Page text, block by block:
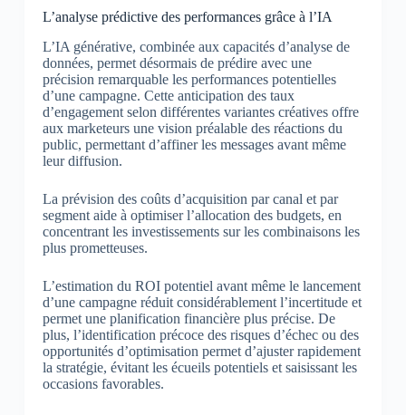
L’analyse prédictive des performances grâce à l’IA
L’IA générative, combinée aux capacités d’analyse de
données, permet désormais de prédire avec une
précision remarquable les performances potentielles
d’une campagne. Cette anticipation des taux
d’engagement selon différentes variantes créatives offre
aux marketeurs une vision préalable des réactions du
public, permettant d’affiner les messages avant même
leur diffusion.
La prévision des coûts d’acquisition par canal et par
segment aide à optimiser l’allocation des budgets, en
concentrant les investissements sur les combinaisons les
plus prometteuses.
L’estimation du ROI potentiel avant même le lancement
d’une campagne réduit considérablement l’incertitude et
permet une planification financière plus précise. De
plus, l’identification précoce des risques d’échec ou des
opportunités d’optimisation permet d’ajuster rapidement
la stratégie, évitant les écueils potentiels et saisissant les
occasions favorables.